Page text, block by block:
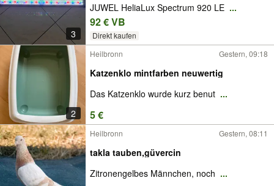
3
JUWEL HeliaLux Spectrum 920 LE ...
92 € VB
Direkt kaufen
2
Heilbronn Gestern, 09:18
Katzenklo mintfarben neuwertig
Das Katzenklo wurde kurz benut ...
5 €
Heilbronn Gestern, 08:11
takla tauben,güvercin
Zitronengelbes Männchen, noch ...